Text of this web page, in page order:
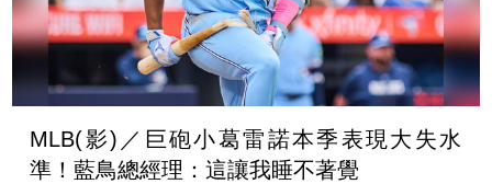
MLB(影)／巨砲小葛雷諾本季表現大失水
準！藍鳥總經理：這讓我睡不著覺